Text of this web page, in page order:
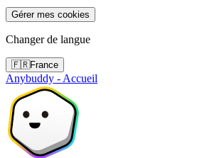
Gérer mes cookies
Changer de langue
🇫🇷France
Anybuddy - Accueil